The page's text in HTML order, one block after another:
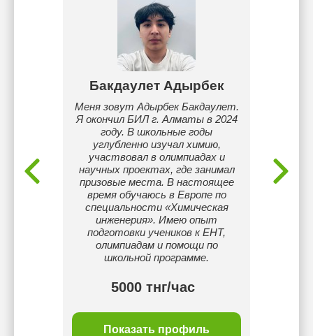
Бакдаулет Адырбек
Меня зовут Адырбек Бакдаулет.
Я окончил БИЛ г. Алматы в 2024
году. В школьные годы
углубленно изучал химию,
участвовал в олимпиадах и
научных проектах, где занимал
призовые места. В настоящее
время обучаюсь в Европе по
специальности «Химическая
инженерия». Имею опыт
подготовки учеников к ЕНТ,
олимпиадам и помощи по
школьной программе.
5000 тнг/час
Показать профиль